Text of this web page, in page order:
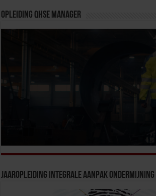
Opleiding QHSE Manager
Jaaropleiding Integrale Aanpak Ondermijning